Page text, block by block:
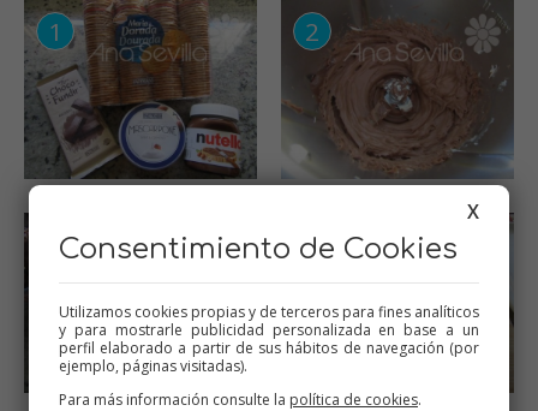
X
Consentimiento de Cookies
Utilizamos cookies propias y de terceros para fines analíticos
y para mostrarle publicidad personalizada en base a un
perfil elaborado a partir de sus hábitos de navegación (por
ejemplo, páginas visitadas).
Para más información consulte la política de cookies.